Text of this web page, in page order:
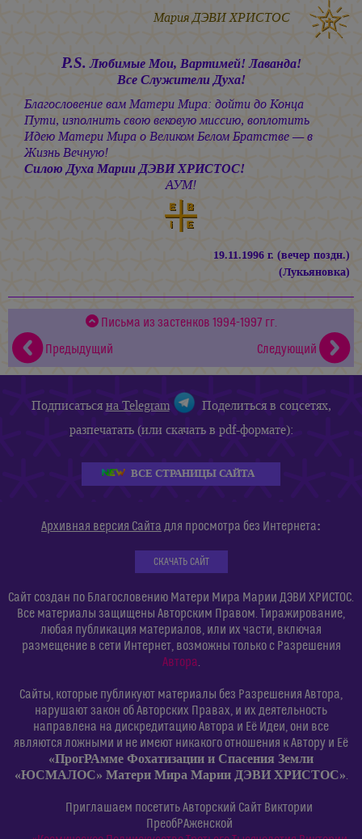
Мария ДЭВИ ХРИСТОС
P.S. Любимые Мои, Вартимей! Лаванда!
Все Служители Духа!
Благословение вам Матери Мира: дойти до Конца
Пути, изполнить свою вековую миссию, воплотить
Идею Матери Мира о Великом Белом Братстве — в
Жизнь Вечную!
Силою ДухаМарии ДЭВИ ХРИСТОС!
АУМ!
19.11.1996 г. (вечер поздн.)
(Лукьяновка)
Письма из застенков 1994-1997 гг.
Предыдущий
Следующий
Подписатьсяна Telegram
Поделиться в соцсетях,
разпечатать (или скачать в pdf-формате):
ВСЕ СТРАНИЦЫ САЙТА
Архивная версия Сайта для просмотра без Интернета:
СКАЧАТЬ САЙТ
Сайт создан по Благословению Матери Мира Марии ДЭВИ ХРИСТОС.
Все материалы защищены Авторским Правом. Тиражирование,
любая публикация материалов, или их части, включая
размещение в сети Интернет, возможны только с Разрешения
Автора.
Сайты, которые публикуют материалы без Разрешения Автора,
нарушают закон об Авторских Правах, и их деятельность
направлена на дискредитацию Автора и Её Идеи, они все
являются ложными и не имеют никакого отношения к Автору и Её
«ПрогРАмме Фохатизации и Спасения Земли
«ЮСМАЛОС» Матери Мира Марии ДЭВИ ХРИСТОС».
Приглашаем посетить Авторский Сайт Виктории
ПреобРАженской